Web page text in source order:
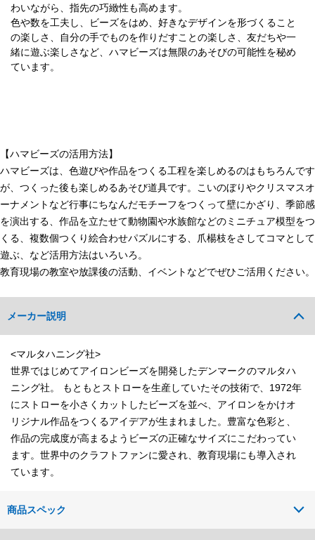
わいながら、指先の巧緻性も高めます。
色や数を工夫し、ビーズをはめ、好きなデザインを形づくること
の楽しさ、自分の手でものを作りだすことの楽しさ、友だちや一
緒に遊ぶ楽しさなど、ハマビーズは無限のあそびの可能性を秘め
ています。
【ハマビーズの活用方法】
ハマビーズは、色遊びや作品をつくる工程を楽しめるのはもちろんです
が、つくった後も楽しめるあそび道具です。こいのぼりやクリスマスオ
ーナメントなど行事にちなんだモチーフをつくって壁にかざり、季節感
を演出する、作品を立たせて動物園や水族館などのミニチュア模型をつ
くる、複数個つくり絵合わせパズルにする、爪楊枝をさしてコマとして
遊ぶ、など活用方法はいろいろ。
教育現場の教室や放課後の活動、イベントなどでぜひご活用ください。
メーカー説明
<マルタハニング社>
世界ではじめてアイロンビーズを開発したデンマークのマルタハ
ニング社。 もともとストローを生産していたその技術で、1972年
にストローを小さくカットしたビーズを並べ、アイロンをかけオ
リジナル作品をつくるアイデアが生まれました。豊富な色彩と、
作品の完成度が高まるようビーズの正確なサイズにこだわってい
ます。世界中のクラフトファンに愛され、教育現場にも導入され
ています。
商品スペック